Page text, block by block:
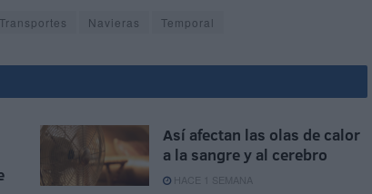
Navieras Temporal
Así afectan las olas de calor
a la sangre y al cerebro
HACE 1 SEMANA